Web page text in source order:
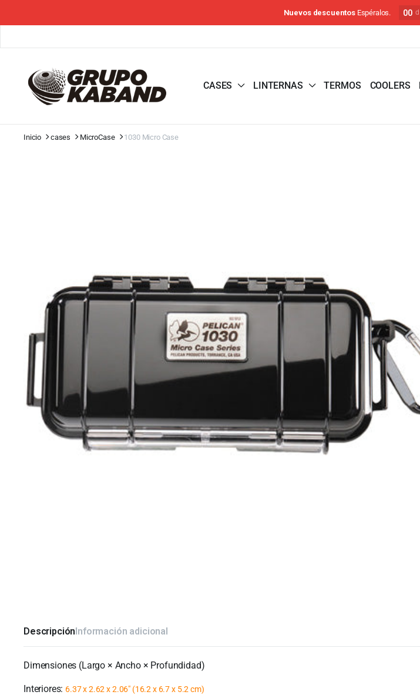
Nuevos descuentos Espéralos. 00 d
CASES LINTERNAS TERMOS COOLERS
Inicio cases MicroCase 1030 Micro Case
DescripciónInformación adicional
Dimensiones (Largo × Ancho × Profundidad)
Interiores: 6.37 x 2.62 x 2.06″ (16.2 x 6.7 x 5.2 cm)